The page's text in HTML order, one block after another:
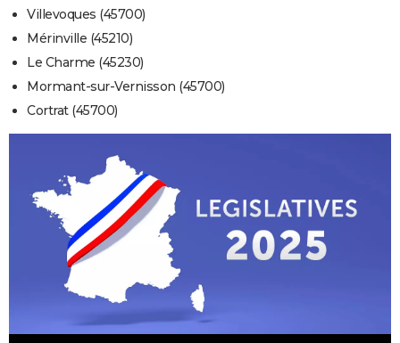
Villevoques (45700)
Mérinville (45210)
Le Charme (45230)
Mormant-sur-Vernisson (45700)
Cortrat (45700)